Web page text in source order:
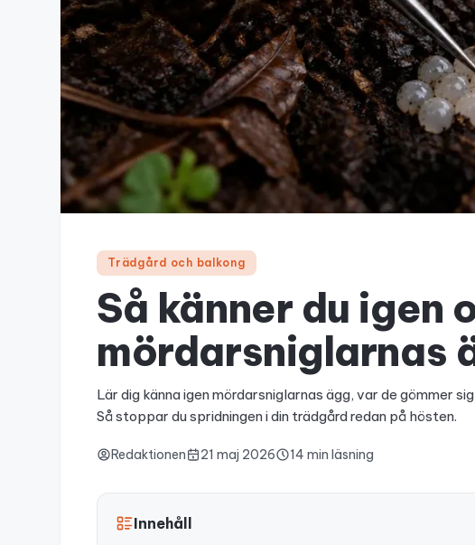
Trädgård och balkong
Så känner du igen
mördarsniglarnas
Lär dig känna igen mördarsniglarnas ägg, var de gömmer
Så stoppar du spridningen i din trädgård redan på hösten.
Redaktionen 21 maj 2026 14 min läsning
Innehåll